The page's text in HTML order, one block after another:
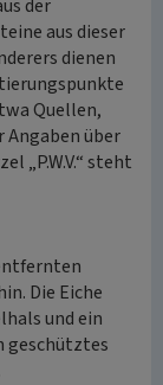
der
aus dieser
dienen
Quellen,
Angaben über
„P.W.V.“ steht
Die Eiche
und ein
geschütztes